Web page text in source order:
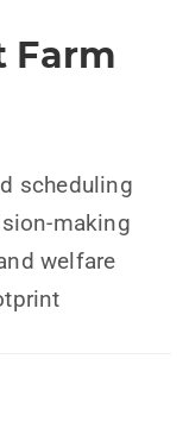
Farm
scheduling
making
welfare